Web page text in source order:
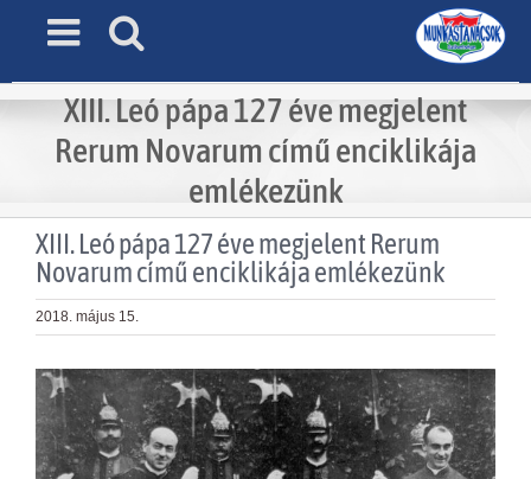
XIII. Leó pápa 127 éve megjelent
Rerum Novarum című enciklikája
emlékezünk
XIII. Leó pápa 127 éve megjelent Rerum
Novarum című enciklikája emlékezünk
2018. május 15.
View
Larger
Image